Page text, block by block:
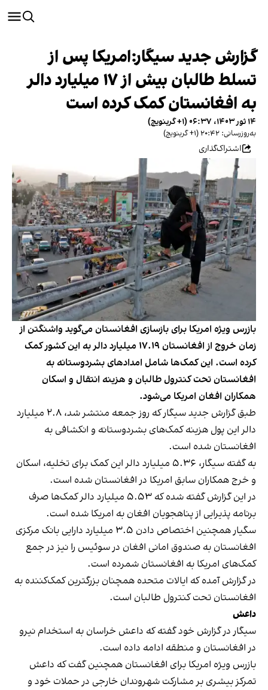
گزارش جدید سیگار:امریکا پس از
تسلط طالبان بیش از ۱۷ میلیارد دالر
به افغانستان کمک کرده است
۱۴ ثور ۱۴۰۳، ۰۶:۳۷ (‎+۱ گرینویچ)
به‌روزرسانی: ۲۰:۴۲ (‎+۱ گرینویچ)
اشتراک‌گذاری
بازرس ویژه امریکا برای بازسازی افغانستان می‌گوید واشنگتن از
زمان خروج از افغانستان ۱۷.۱۹ میلیارد دالر به این کشور کمک
کرده است. این کمک‌ها شامل امدادهای بشردوستانه به
افغانستان تحت کنترول طالبان و هزینه انتقال و اسکان
همکاران افغان امریکا می‌شود.
طبق گزارش جدید سیگار که روز جمعه منتشر شد، ۲.۸ میلیارد
دالر این پول هزینه کمک‌های بشردوستانه و انکشافی به
افغانستان شده است.
به گفته سیگار، ۵.۳۶ میلیارد دالر این کمک برای تخلیه، اسکان
و خرج همکاران سابق امریکا در افغانستان شده است.
در این گزارش گفته شده که ۵.۵۳ میلیارد دالر کمک‌ها صرف
برنامه پذیرایی از پناهجویان افغان به امریکا شده است.
سگیار همچنین اختصاص دادن ۳.۵ میلیارد دارایی بانک مرکزی
افغانستان به صندوق امانی افغان در سوئیس را نیز در جمع
کمک‌های امریکا به افغانستان شمرده است.
در گزارش آمده که ایالات متحده همچنان بزرگترین کمک‌کننده به
افغانستان تحت کنترول طالبان است.
داعش
سیگار در گزارش خود گفته که داعش خراسان به استخدام نیرو
در افغانستان و منطقه ادامه داده است.
بازرس ویژه امریکا برای افغانستان همچنین گفت که داعش
تمرکز بیشری بر مشارکت شهروندان خارجی در حملات خود و